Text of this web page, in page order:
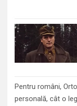
Pentru români,
personală, cât o